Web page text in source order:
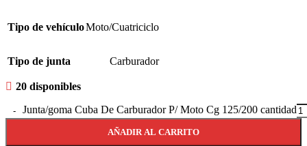
Tipo de vehículoMoto/Cuatriciclo
Tipo de junta Carburador
20 disponibles
Junta/goma Cuba De Carburador P/ Moto Cg 125/200 cantidad
AÑADIR AL CARRITO